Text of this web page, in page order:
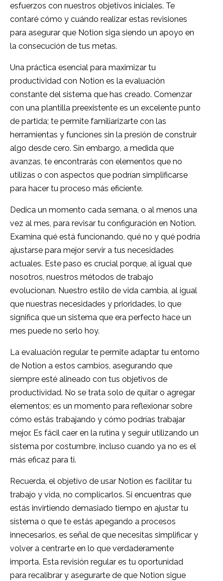
esfuerzos con nuestros objetivos iniciales. Te
contaré cómo y cuándo realizar estas revisiones
para asegurar que Notion siga siendo un apoyo en
la consecución de tus metas.
Una práctica esencial para maximizar tu
productividad con Notion es la evaluación
constante del sistema que has creado. Comenzar
con una plantilla preexistente es un excelente punto
de partida; te permite familiarizarte con las
herramientas y funciones sin la presión de construir
algo desde cero. Sin embargo, a medida que
avanzas, te encontrarás con elementos que no
utilizas o con aspectos que podrían simplificarse
para hacer tu proceso más eficiente.
Dedica un momento cada semana, o al menos una
vez al mes, para revisar tu configuración en Notion.
Examina qué está funcionando, qué no y qué podría
ajustarse para mejor servir a tus necesidades
actuales. Este paso es crucial porque, al igual que
nosotros, nuestros métodos de trabajo
evolucionan. Nuestro estilo de vida cambia, al igual
que nuestras necesidades y prioridades, lo que
significa que un sistema que era perfecto hace un
mes puede no serlo hoy.
La evaluación regular te permite adaptar tu entorno
de Notion a estos cambios, asegurando que
siempre esté alineado con tus objetivos de
productividad. No se trata solo de quitar o agregar
elementos; es un momento para reflexionar sobre
cómo estás trabajando y cómo podrías trabajar
mejor. Es fácil caer en la rutina y seguir utilizando un
sistema por costumbre, incluso cuando ya no es el
más eficaz para ti.
Recuerda, el objetivo de usar Notion es facilitar tu
trabajo y vida, no complicarlos. Si encuentras que
estás invirtiendo demasiado tiempo en ajustar tu
sistema o que te estás apegando a procesos
innecesarios, es señal de que necesitas simplificar y
volver a centrarte en lo que verdaderamente
importa. Esta revisión regular es tu oportunidad
para recalibrar y asegurarte de que Notion sigue